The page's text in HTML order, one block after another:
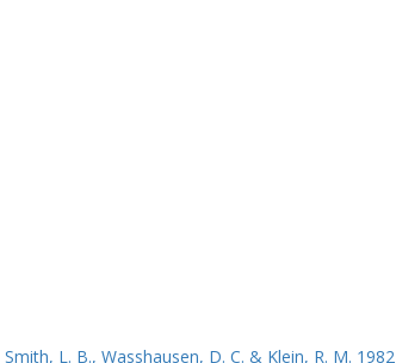
Smith, L. B., Wasshausen, D. C. & Klein, R. M. 1982